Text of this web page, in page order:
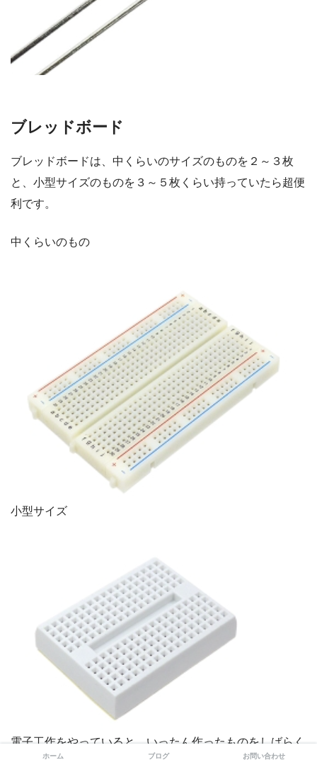
ブレッドボード
ブレッドボードは、中くらいのサイズのものを２～３枚
と、小型サイズのものを３～５枚くらい持っていたら超便
利です。
中くらいのもの
小型サイズ
電子工作をやっていると、いったん作ったものをしばらく
置いておきたいことが多々あるので、１枚だと足りないん
ホーム ブログ お問い合わせ